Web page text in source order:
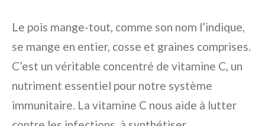
Le pois mange-tout, comme son nom l’indique,
se mange en entier, cosse et graines comprises.
C’est un véritable concentré de vitamine C, un
nutriment essentiel pour notre système
immunitaire. La vitamine C nous aide à lutter